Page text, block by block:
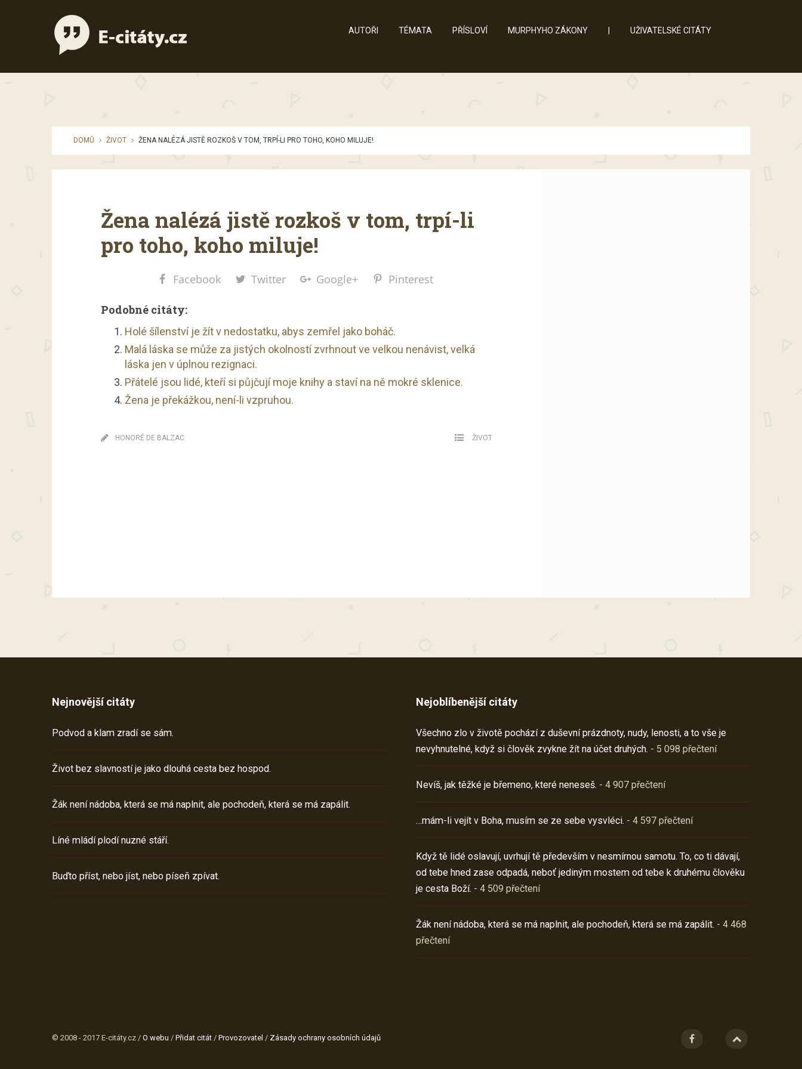
AUTOŘI TÉMATA PŘÍSLOVÍ MURPHYHO ZÁKONY UŽIVATELSKÉ CITÁTY
DOMŮ ŽIVOT ŽENA NALÉZÁ JISTĚ ROZKOŠ V TOM, TRPÍ-LI PRO TOHO, KOHO MILUJE!
Žena nalézá jistě rozkoš v tom, trpí-li
pro toho, koho miluje!
Facebook Twitter Google+ Pinterest
Podobné citáty:
Holé šílenství je žít v nedostatku, abys zemřel jako boháč.
Malá láska se může za jistých okolností zvrhnout ve velkou nenávist, velká
láska jen v úplnou rezignaci.
Přátelé jsou lidé, kteří si půjčují moje knihy a staví na ně mokré sklenice.
Žena je překážkou, není-li vzpruhou.
HONORÉ DE BALZAC ŽIVOT
Nejnovější citáty
Podvod a klam zradí se sám.
Život bez slavností je jako dlouhá cesta bez hospod.
Žák není nádoba, která se má naplnit, ale pochodeň, která se má zapálit.
Líné mládí plodí nuzné stáří.
Buďto příst, nebo jíst, nebo píseň zpívat.
Nejoblíbenější citáty
Všechno zlo v životě pochází z duševní prázdnoty, nudy, lenosti, a to vše je
nevyhnutelné, když si člověk zvykne žít na účet druhých. - 5 098 přečtení
Nevíš, jak těžké je břemeno, které neneseš. - 4 907 přečtení
…mám-li vejít v Boha, musím se ze sebe vysvléci. - 4 597 přečtení
Když tě lidé oslavují, uvrhují tě především v nesmírnou samotu. To, co ti dávají,
od tebe hned zase odpadá, neboť jediným mostem od tebe k druhému člověku
je cesta Boží. - 4 509 přečtení
Žák není nádoba, která se má naplnit, ale pochodeň, která se má zapálit. - 4 468
přečtení
© 2008 - 2017 E-citáty.cz / O webu / Přidat citát / Provozovatel / Zásady ochrany osobních údajů